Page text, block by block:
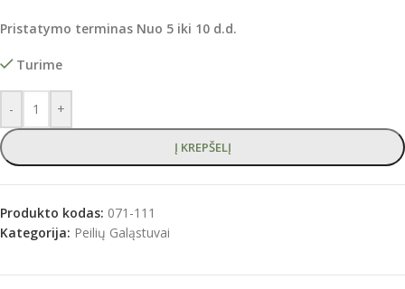
Pristatymo terminas Nuo 5 iki 10 d.d.
Turime
- +
Į KREPŠELĮ
Produkto kodas: 071-111
Kategorija: Peilių Galąstuvai